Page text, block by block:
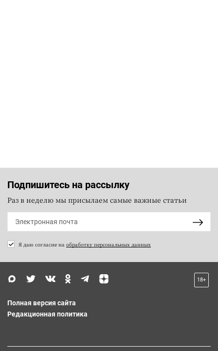
Подпишитесь на рассылку
Раз в неделю мы присылаем самые важные статьи
Я даю согласие на обработку персональных данных
18+
Полная версия сайта
Редакционная политика